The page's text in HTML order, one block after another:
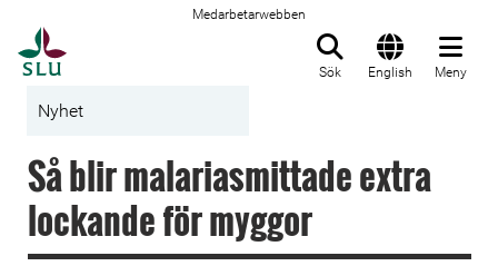
Medarbetarwebben
Sök English Meny
Nyhet
Så blir malariasmittade extra
lockande för myggor